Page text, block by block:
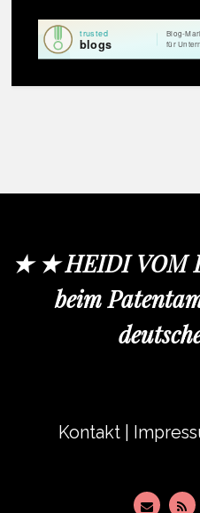
★ ★ HEIDI VOM
beim
Kontakt